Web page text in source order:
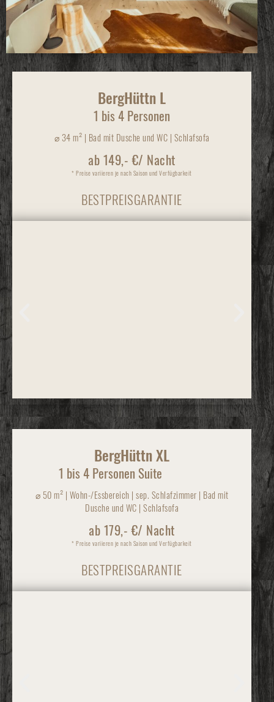
BergHüttn L
1 bis 4 Personen
⌀ 34 m² | Bad mit Dusche und WC | Schlafsofa
ab 149,- €/ Nacht
* Preise variieren je nach Saison und Verfügbarkeit
BESTPREISGARANTIE
BergHüttn XL
1 bis 4 Personen Suite
⌀ 50 m² | Wohn-/Essbereich | sep. Schlafzimmer | Bad mit
Dusche und WC | Schlafsofa
ab 179,- €/ Nacht
* Preise variieren je nach Saison und Verfügbarkeit
BESTPREISGARANTIE